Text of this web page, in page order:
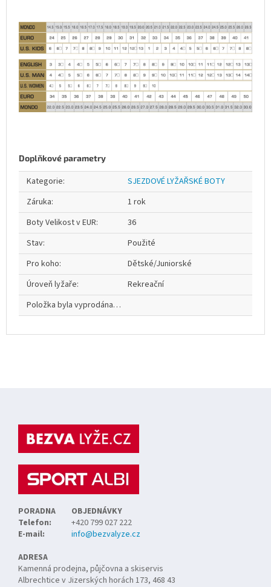
Doplňkové parametry
Kategorie:
SJEZDOVÉ LYŽAŘSKÉ BOTY
Záruka:
1 rok
Boty Velikost v EUR:
36
Stav:
Použité
Pro koho:
Dětské/Juniorské
Úroveň lyžaře:
Rekreační
Položka byla vyprodána…
PORADNA
OBJEDNÁVKY
Telefon:
+420 799 027 222
E-mail:
info@bezvalyze.cz
ADRESA
Kamenná prodejna, půjčovna a skiservis
Albrechtice v Jizerských horách 173, 468 43